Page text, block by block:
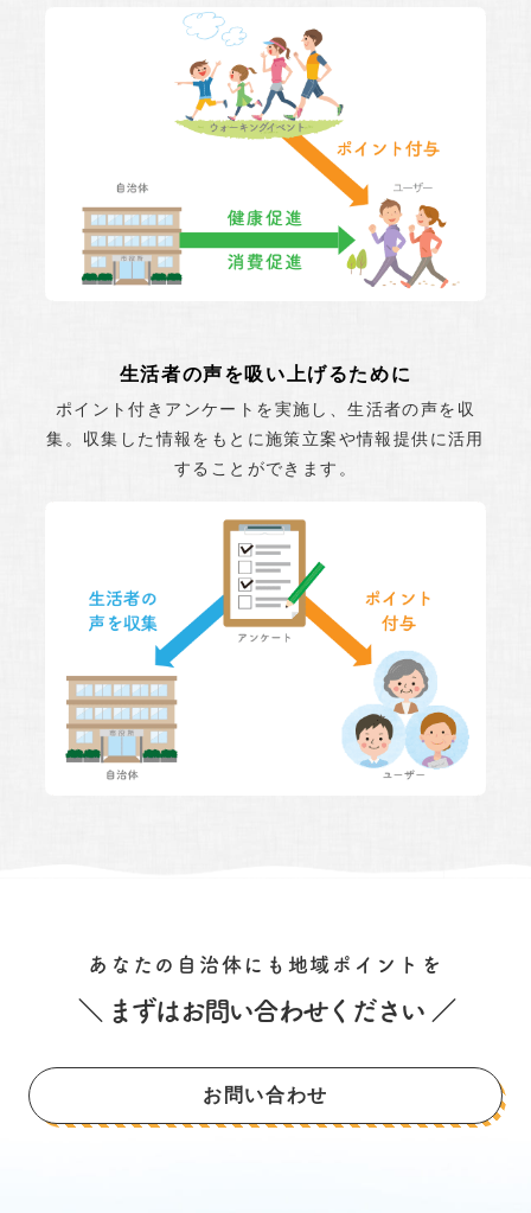
生活者の声を吸い上げるために
ポイント付きアンケートを実施し、生活者の声を収
集。収集した情報をもとに施策立案や情報提供に活用
することができます。
あなたの自治体にも地域ポイントを
＼ まずはお問い合わせください ／
お問い合わせ